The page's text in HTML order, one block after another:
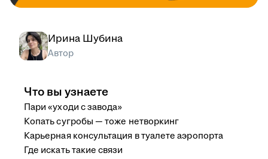
Ирина Шубина
Автор
Что вы узнаете
Пари «уходи с завода»
Копать сугробы — тоже нетворкинг
Карьерная консультация в туалете аэропорта
Где искать такие связи